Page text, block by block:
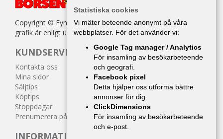
Copyright © Fyndbörsen. All kopiering av texter, bilder eller
grafik är enligt upphovsrättslagen förbjuden.
KUNDSERVICE
Kontakta oss
Mina sidor
Säljtips
Köptips
Stoppdagar
Prenumerera på tidningen
INFORMATION
Statistiska cookies
Vi mäter beteende anonymt på våra
webbplatser. För det använder vi:
Google Tag manager / Analytics
För insamling av besökarbeteende
och geografi.
Facebook pixel
Detta hjälper oss utforma bättre
annonser för dig.
ClickDimensions
För insamling av besökarbeteende
och e-post.